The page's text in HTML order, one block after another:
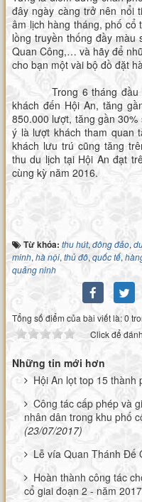
đây ngày càng trở nên nổi
âm lịch hàng tháng, phố cổ
lồng truyền thống đầy màu
Quan Công,… và hãy để
cho bạn một vài bộ đồ đặt
Trong 6 tháng đầu
khách đến Hội An, tăng
850.000 lượt, tăng gần
ý là lượt khách tham quan
khách lưu trú cũng tăng
thu du lịch tại Hội An đạt
cùng kỳ năm 2016.
Từ khóa: thu hút,đông đảo,
minh, hà nội, thủ đô,quốc tế,
quảng ninh
Tổng số điểm của bài viết là: 0
Click để
Những tin mới hơn
Hội An lọt top 15 thành
Công tác cấp phép và
nhân dân trong khu phố
(23/07/2017)
Lễ vía Quan Thánh Đế
Hoàn thành công tác
cổ giai đoạn 2 - năm 2017